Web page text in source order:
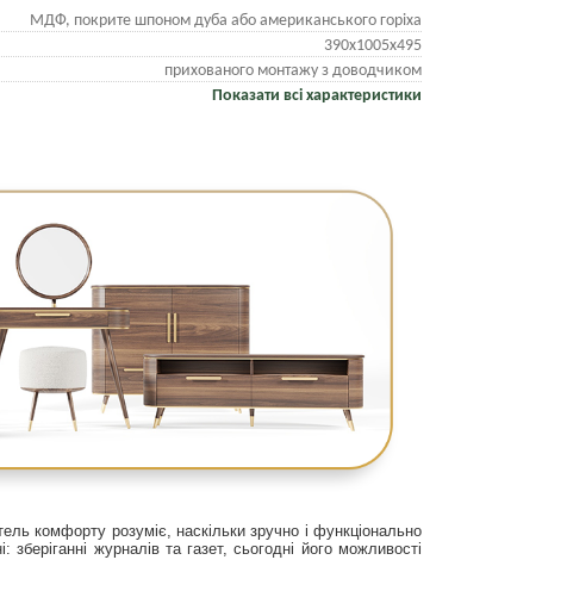
МДФ, покрите шпоном дуба або американського горіха
390х1005х495
прихованого монтажу з доводчиком
Показати всі характеристики
комфорту розуміє, наскільки зручно і функціонально
журналів та газет, сьогодні його можливості